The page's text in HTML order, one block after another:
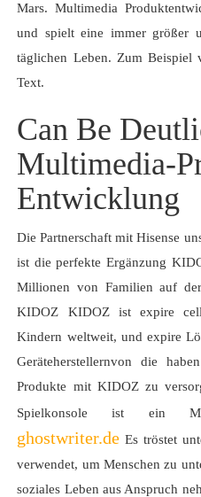
Mars. Multimedia
und spielt eine immer größer
täglichen Leben. Zum Beispiel
Text.
Can Be
Multimedia-
Entwicklung
Die Partnerschaft mit Hisense
ist die perfekte Ergänzung
Millionen von Familien auf
KIDOZ KIDOZ ist expire
Kindern weltweit, und expire
Geräteherstellernvon die
Produkte mit KIDOZ zu
Spielkonsole ist ein
ghostwriter.de Es tröstet
verwendet, um Menschen zu
soziales Leben aus Anspruch